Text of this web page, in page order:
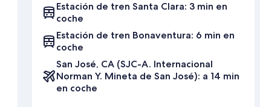
Estación de tren Santa Clara: 3 min en
coche
Estación de tren Bonaventura: 6 min en
coche
San José, CA (SJC-A. Internacional
Norman Y. Mineta de San José): a 14 min
en coche